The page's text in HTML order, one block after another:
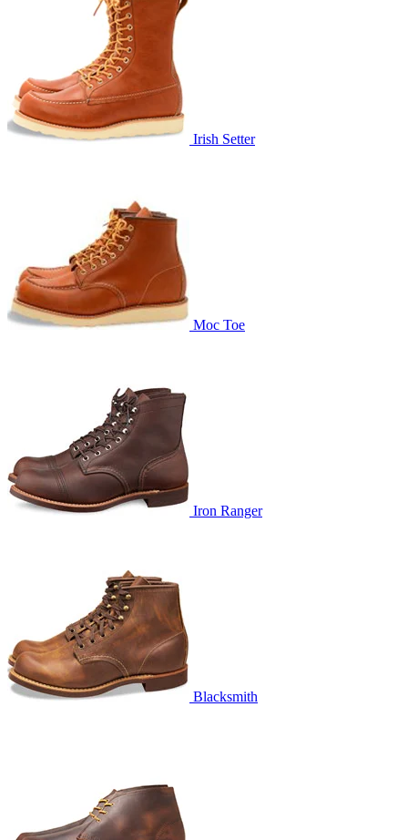
Irish Setter
Moc Toe
Iron Ranger
Blacksmith